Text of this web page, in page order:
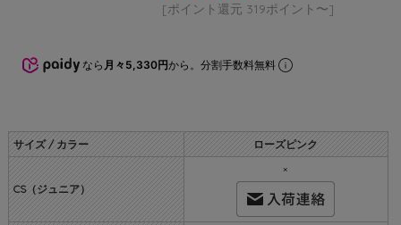
[ポイント還元 319ポイント〜]
なら 月々5,330円から。分割手数料無料
サイズ / カラー ローズピンク
CS（ジュニア）
×